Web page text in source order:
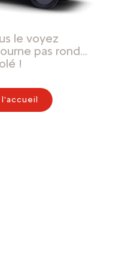
le voyez
pas rond…
!